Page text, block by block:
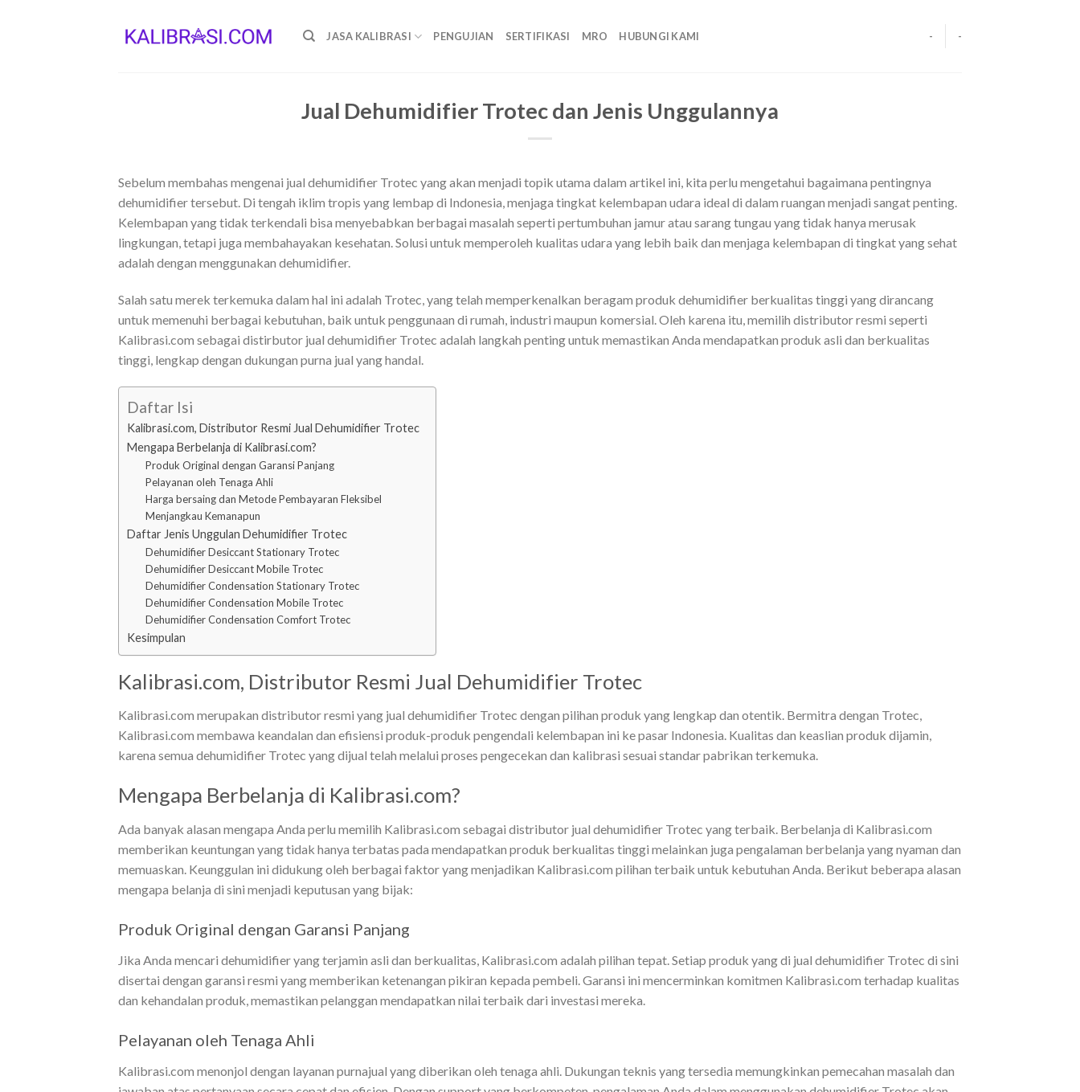
JASA KALIBRASI PENGUJIAN SERTIFIKASI MRO HUBUNGI KAMI - -
Jual Dehumidifier Trotec dan Jenis Unggulannya
Sebelum membahas mengenai jual dehumidifier Trotec yang akan menjadi topik utama dalam artikel ini, kita perlu mengetahui bagaimana pentingnya
dehumidifier tersebut. Di tengah iklim tropis yang lembap di Indonesia, menjaga tingkat kelembapan udara ideal di dalam ruangan menjadi sangat penting.
Kelembapan yang tidak terkendali bisa menyebabkan berbagai masalah seperti pertumbuhan jamur atau sarang tungau yang tidak hanya merusak
lingkungan, tetapi juga membahayakan kesehatan. Solusi untuk memperoleh kualitas udara yang lebih baik dan menjaga kelembapan di tingkat yang sehat
adalah dengan menggunakan dehumidifier.
Salah satu merek terkemuka dalam hal ini adalah Trotec, yang telah memperkenalkan beragam produk dehumidifier berkualitas tinggi yang dirancang
untuk memenuhi berbagai kebutuhan, baik untuk penggunaan di rumah, industri maupun komersial. Oleh karena itu, memilih distributor resmi seperti
Kalibrasi.com sebagai distirbutor jual dehumidifier Trotec adalah langkah penting untuk memastikan Anda mendapatkan produk asli dan berkualitas
tinggi, lengkap dengan dukungan purna jual yang handal.
Daftar Isi
Kalibrasi.com, Distributor Resmi Jual Dehumidifier Trotec
Mengapa Berbelanja di Kalibrasi.com?
Produk Original dengan Garansi Panjang
Pelayanan oleh Tenaga Ahli
Harga bersaing dan Metode Pembayaran Fleksibel
Menjangkau Kemanapun
Daftar Jenis Unggulan Dehumidifier Trotec
Dehumidifier Desiccant Stationary Trotec
Dehumidifier Desiccant Mobile Trotec
Dehumidifier Condensation Stationary Trotec
Dehumidifier Condensation Mobile Trotec
Dehumidifier Condensation Comfort Trotec
Kesimpulan
Kalibrasi.com, Distributor Resmi Jual Dehumidifier Trotec
Kalibrasi.com merupakan distributor resmi yang jual dehumidifier Trotec dengan pilihan produk yang lengkap dan otentik. Bermitra dengan Trotec,
Kalibrasi.com membawa keandalan dan efisiensi produk-produk pengendali kelembapan ini ke pasar Indonesia. Kualitas dan keaslian produk dijamin,
karena semua dehumidifier Trotec yang dijual telah melalui proses pengecekan dan kalibrasi sesuai standar pabrikan terkemuka.
Mengapa Berbelanja di Kalibrasi.com?
Ada banyak alasan mengapa Anda perlu memilih Kalibrasi.com sebagai distributor jual dehumidifier Trotec yang terbaik. Berbelanja di Kalibrasi.com
memberikan keuntungan yang tidak hanya terbatas pada mendapatkan produk berkualitas tinggi melainkan juga pengalaman berbelanja yang nyaman dan
memuaskan. Keunggulan ini didukung oleh berbagai faktor yang menjadikan Kalibrasi.com pilihan terbaik untuk kebutuhan Anda. Berikut beberapa alasan
mengapa belanja di sini menjadi keputusan yang bijak:
Produk Original dengan Garansi Panjang
Jika Anda mencari dehumidifier yang terjamin asli dan berkualitas, Kalibrasi.com adalah pilihan tepat. Setiap produk yang di jual dehumidifier Trotec di sini
disertai dengan garansi resmi yang memberikan ketenangan pikiran kepada pembeli. Garansi ini mencerminkan komitmen Kalibrasi.com terhadap kualitas
dan kehandalan produk, memastikan pelanggan mendapatkan nilai terbaik dari investasi mereka.
Pelayanan oleh Tenaga Ahli
Kalibrasi.com menonjol dengan layanan purnajual yang diberikan oleh tenaga ahli. Dukungan teknis yang tersedia memungkinkan pemecahan masalah dan